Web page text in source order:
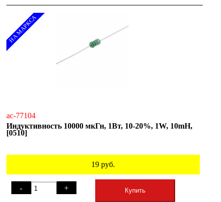
НА МАРКСА
ac-77104
Индуктивность 10000 мкГн, 1Вт, 10-20%, 1W, 10mH,
[0510]
19 руб.
- + Купить